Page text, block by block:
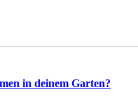
in deinem Garten?